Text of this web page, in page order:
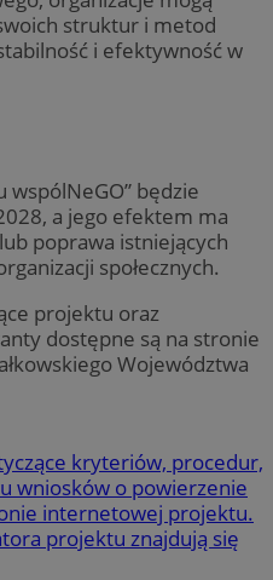
struktur i metod
i efektywność w
wspólNeGO” będzie
a jego efektem ma
poprawa istniejących
społecznych.
projektu oraz
dostępne są na stronie
Województwa
kryteriów, procedur,
wniosków o powierzenie
internetowej projektu.
projektu znajdują się